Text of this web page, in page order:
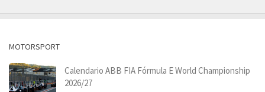
MOTORSPORT
Calendario ABB FIA Fórmula E World Championship
2026/27